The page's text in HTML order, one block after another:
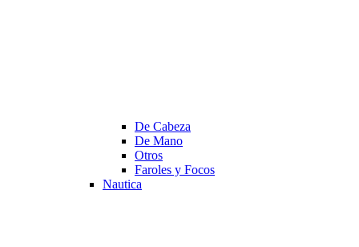
De Cabeza
De Mano
Otros
Faroles y Focos
Nautica